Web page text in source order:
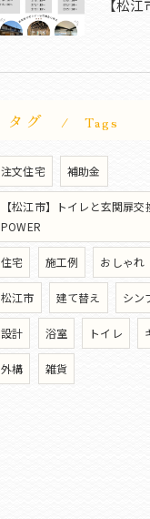
タグ Tags
注文住宅 補助金
【松江市】トイレと玄関扉
POWER
住宅 施工例 おしゃれ
松江市 建て替え シン
設計 浴室 トイレ
外構 雑貨